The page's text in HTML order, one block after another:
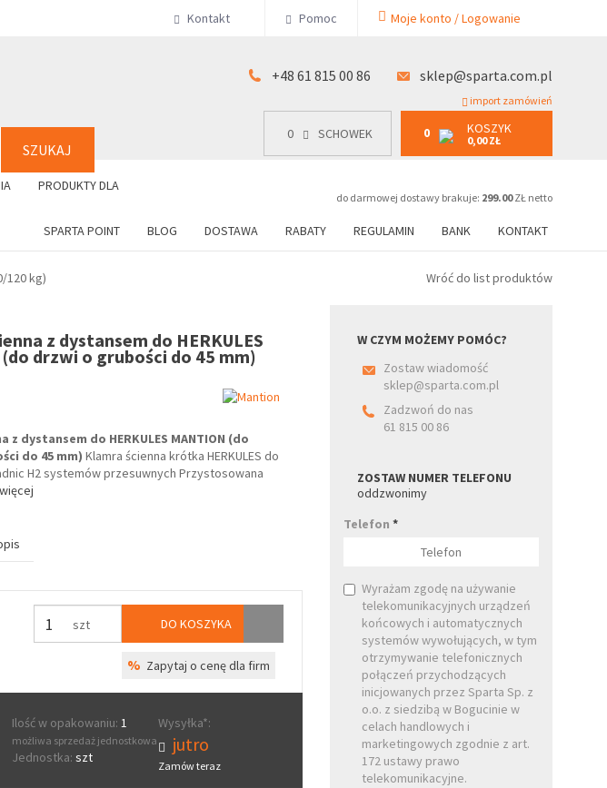
Kontakt Pomoc Moje konto / Logowanie
SZUKAJ
+48 61 815 00 86 sklep@sparta.com.pl
import zamówień
0 SCHOWEK 0 KOSZYK
0,00 ZŁ
do darmowej dostawy brakuje: 299.00ZŁ netto
PRODUKTY DLA
SPARTA POINT BLOG DOSTAWA RABATY REGULAMIN BANK KONTAKT
0 SCHOWEK 0 KOSZYK
0,00 ZŁ
+48 61 815 00 86
120 kg) Wróć do list produktów
z dystansem do HERKULES
(do drzwi o grubości do 45 mm)
z dystansem do HERKULES MANTION (do
do 45 mm) Klamra ścienna krótka HERKULES do
H2 systemów przesuwnych Przystosowana
więcej
szt DO KOSZYKA
% Zapytaj o cenę dla firm
Ilość w opakowaniu: 1
możliwa sprzedaż jednostkowa
Jednostka: szt
Wysyłka*:
jutro
Zamów teraz
W CZYM MOŻEMY POMÓC?
Zostaw wiadomość
sklep@sparta.com.pl
Zadzwoń do nas
61 815 00 86
ZOSTAW NUMER TELEFONU
oddzwonimy
Telefon*
Wyrażam zgodę na używanie
telekomunikacyjnych urządzeń
końcowych i automatycznych
systemów wywołujących, w tym
otrzymywanie telefonicznych
połączeń przychodzących
inicjowanych przez Sparta Sp. z
o.o. z siedzibą w Bogucinie w
celach handlowych i
marketingowych zgodnie z art.
172 ustawy prawo
telekomunikacyjne.